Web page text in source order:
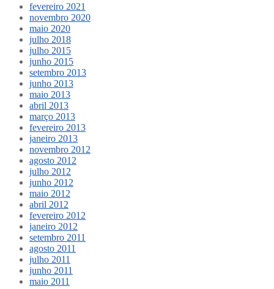
fevereiro 2021
novembro 2020
maio 2020
julho 2018
julho 2015
junho 2015
setembro 2013
junho 2013
maio 2013
abril 2013
março 2013
fevereiro 2013
janeiro 2013
novembro 2012
agosto 2012
julho 2012
junho 2012
maio 2012
abril 2012
fevereiro 2012
janeiro 2012
setembro 2011
agosto 2011
julho 2011
junho 2011
maio 2011